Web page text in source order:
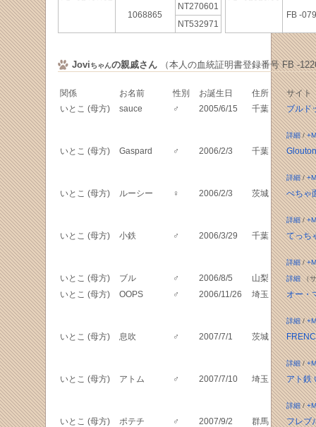
1068865
NT270601
NT532971
FB -
Joviちゃんの親戚さん（本人の血統証明書登録番号 FB -
関係 お名前 性別 お誕生日 住所
サイト
いとこ (母方)
sauce ♂ 2005/6/15 千葉 ブルド
詳細/
いとこ (母方) Gaspard ♂ 2006/2/3 千葉
詳細/
いとこ (母方) ルーシー ♀ 2006/2/3 茨城 ぺちゃ
詳細/
いとこ (母方) 小鉄 ♂ 2006/3/29 千葉 てっち
詳細/
いとこ (母方) ブル ♂ 2006/8/5 山梨 詳細（サ
いとこ (母方) OOPS ♂ 2006/11/26 埼玉 オー・
詳細/
いとこ (母方) 息吹 ♂ 2007/7/1 茨城
詳細/
いとこ (母方) アトム ♂ 2007/7/10 埼玉 アト鉄
詳細/
いとこ (母方) ポテチ ♂ 2007/9/2 群馬 フレブ